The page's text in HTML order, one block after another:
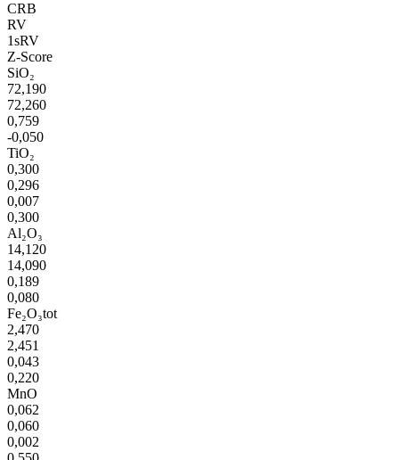
CRB
RV
1sRV
Z-Score
SiO₂
72,190
72,260
0,759
-0,050
TiO₂
0,300
0,296
0,007
0,300
Al₂O₃
14,120
14,090
0,189
0,080
Fe₂O₃tot
2,470
2,451
0,043
0,220
MnO
0,062
0,060
0,002